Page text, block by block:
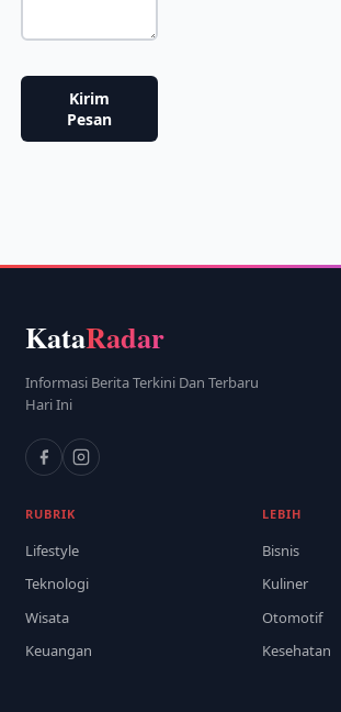
Kirim
Pesan
KataRadar
Informasi Berita Terkini Dan Terbaru
Hari Ini
RUBRIK
Lifestyle
Teknologi
Wisata
Keuangan
LEBIH
Bisnis
Kuliner
Otomotif
Kesehatan